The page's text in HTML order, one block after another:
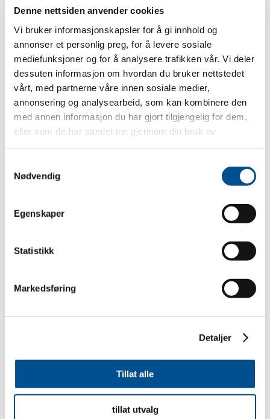
Denne nettsiden anvender cookies
Vi bruker informasjonskapsler for å gi innhold og
annonser et personlig preg, for å levere sosiale
mediefunksjoner og for å analysere trafikken vår. Vi deler
dessuten informasjon om hvordan du bruker nettstedet
vårt, med partnerne våre innen sosiale medier,
annonsering og analysearbeid, som kan kombinere den
med annen informasjon du har gjort tilgjengelig for dem,
eller som de har samlet inn gjennom din bruk av
Nødvendig
Egenskaper
Statistikk
Markedsføring
Detaljer
Tillat alle
tillat utvalg
også være en samtalepartner om risiko, ansvar og
konsekvenser.
– Når det gjelder hvordan trafikklæreren snakker om for
eksempel regelbrudd vil dette naturlig nok variere med
elevtype. Men det å få eleven til å tenke konsekvenser av
egne handlinger og hvordan elevens valg påvirker andre er
vanlige innfallsvinkler. Bevisstgjøring av risiko forbundet
med det er en annen, forklarer Skaarer.
Trafikklæreren er ofte den siste voksne som korrigerer
holdninger før eleven skal ut på veien alene. Som
med holdninger og risikoforståelse. Du viderefører en
Trafikkskolen utgave
1/2026.